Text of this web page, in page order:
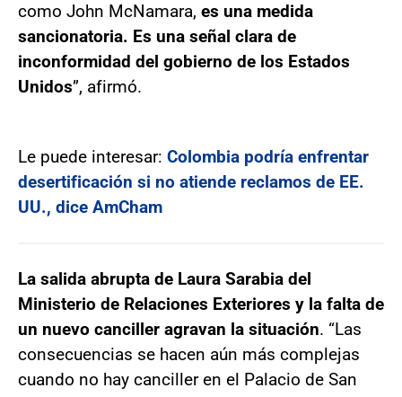
como John McNamara, es una medida
sancionatoria. Es una señal clara de
inconformidad del gobierno de los Estados
Unidos”, afirmó.
Le puede interesar: Colombia podría enfrentar
desertificación si no atiende reclamos de EE.
UU., dice AmCham
La salida abrupta de Laura Sarabia del
Ministerio de Relaciones Exteriores y la falta de
un nuevo canciller agravan la situación. “Las
consecuencias se hacen aún más complejas
cuando no hay canciller en el Palacio de San